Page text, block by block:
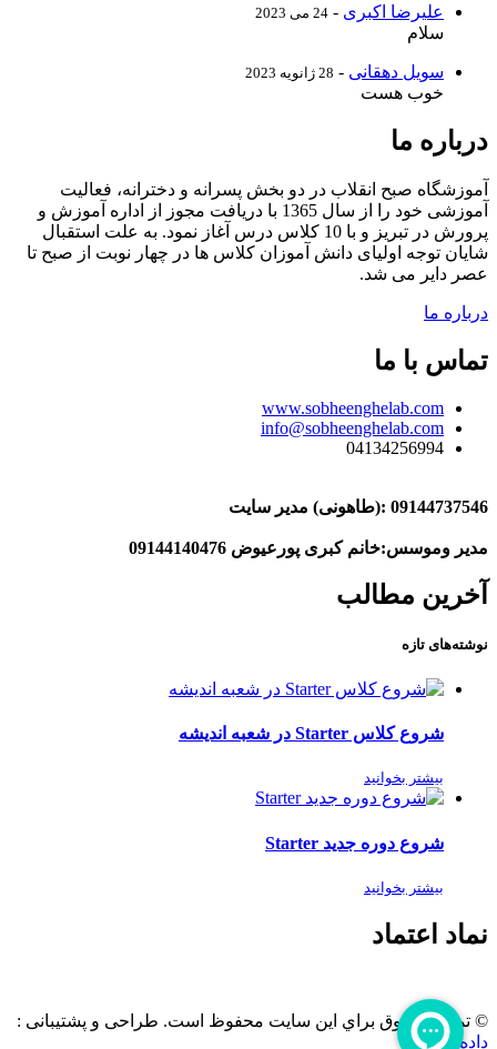
علیرضا اکبری - 24 می 2023
سلام
سویل دهقانی - 28 ژانویه 2023
خوب هست
درباره ما
آموزشگاه صبح انقلاب در دو بخش پسرانه و دخترانه، فعالیت
آموزشی خود را از سال 1365 با دریافت مجوز از اداره آموزش و
پرورش در تبریز و با 10 کلاس درس آغاز نمود. به علت استقبال
شایان توجه اولیای دانش آموزان کلاس ها در چهار نوبت از صبح تا
عصر دایر می شد.
درباره ما
تماس با ما
www.sobheenghelab.com
info@sobheenghelab.com
04134256994
09144737546 :(طاهونی) مدیر سایت
مدیر وموسس:خانم کبری پورعیوض 09144140476
آخرین مطالب
نوشته‌های تازه
شروع کلاس Starter در شعبه اندیشه
بیشتر بخوانید
شروع دوره جدید Starter
بیشتر بخوانید
نماد اعتماد
© تمامی حقوق براي این سایت محفوظ است. طراحی و پشتیبانی :
داده تجارت